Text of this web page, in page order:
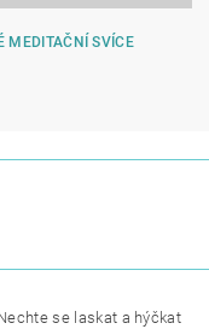
MEDITAČNÍ SVÍCE
se laskat a hýčkat